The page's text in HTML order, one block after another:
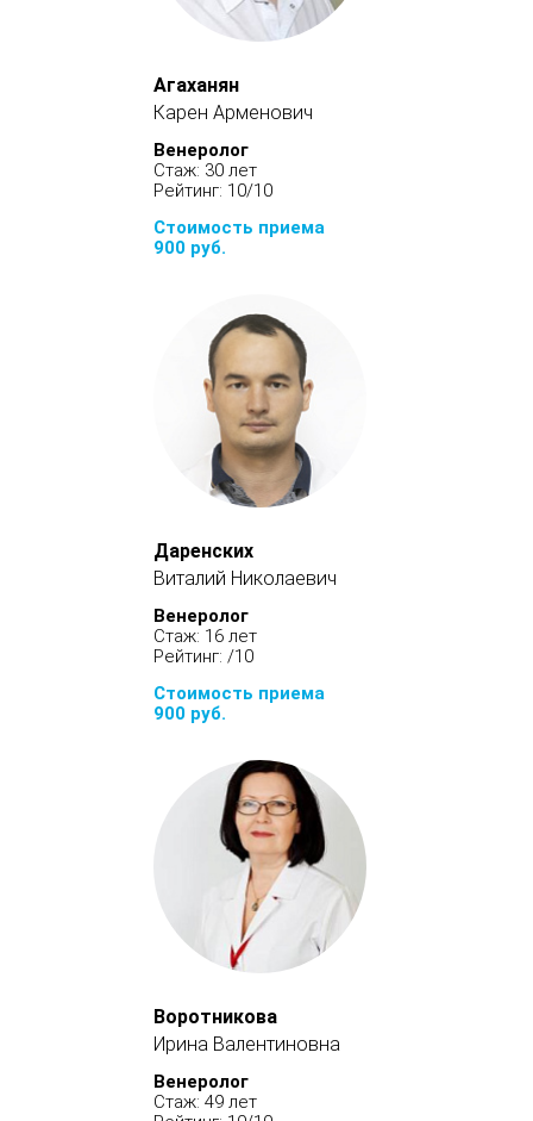
Агаханян
Карен Арменович
Венеролог
Стаж: 30 лет
Рейтинг: 10/10
Стоимость приема
900 руб.
Даренских
Виталий Николаевич
Венеролог
Стаж: 16 лет
Рейтинг: /10
Стоимость приема
900 руб.
Воротникова
Ирина Валентиновна
Венеролог
Стаж: 49 лет